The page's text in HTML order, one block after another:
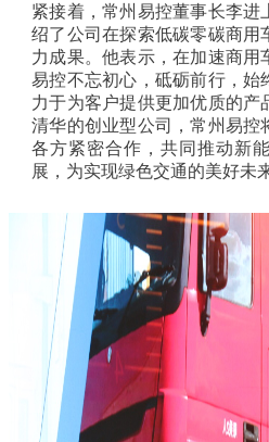
紧接着，常州易控董事长李进
绍了公司在探索低碳零碳商用
力成果。他表示，在加速商用
易控不忘初心，砥砺前行，始
力于为客户提供更加优质的产
清华的创业型公司，常州易控
各方紧密合作，共同推动新
展，为实现绿色交通的美好未